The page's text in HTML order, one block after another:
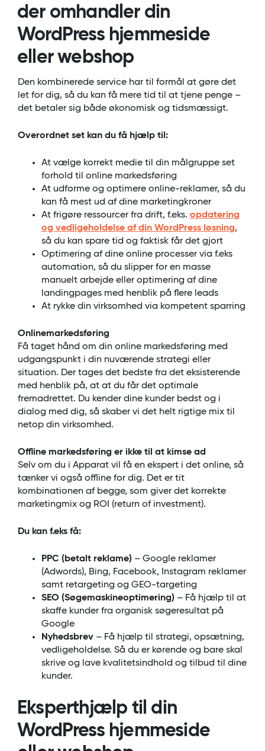
der omhandler din
WordPress hjemmeside
eller webshop
Den kombinerede service har til formål at gøre det
let for dig, så du kan få mere tid til at tjene penge –
det betaler sig både økonomisk og tidsmæssigt.
Overordnet set kan du få hjælp til:
At vælge korrekt medie til din målgruppe set
forhold til online markedsføring
At udforme og optimere online-reklamer, så du
kan få mest ud af dine marketingkroner
At frigøre ressourcer fra drift, f.eks. opdatering
og vedligeholdelse af din WordPress løsning,
så du kan spare tid og faktisk får det gjort
Optimering af dine online processer via f.eks
automation, så du slipper for en masse
manuelt arbejde eller optimering af dine
landingpages med henblik på flere leads
At rykke din virksomhed via kompetent sparring
Onlinemarkedsføring
Få taget hånd om din online markedsføring med
udgangspunkt i din nuværende strategi eller
situation. Der tages det bedste fra det eksisterende
med henblik på, at at du får det optimale
fremadrettet. Du kender dine kunder bedst og i
dialog med dig, så skaber vi det helt rigtige mix til
netop din virksomhed.
Offline markedsføring er ikke til at kimse ad
Selv om du i Apparat vil få en ekspert i det online, så
tænker vi også offline for dig. Det er tit
kombinationen af begge, som giver det korrekte
marketingmix og ROI (return of investment).
Du kan f.eks få:
PPC (betalt reklame) – Google reklamer
(Adwords), Bing, Facebook, Instagram reklamer
samt retargeting og GEO-targeting
SEO (Søgemaskineoptimering) – Få hjælp til at
skaffe kunder fra organisk søgeresultat på
Google
Nyhedsbrev – Få hjælp til strategi, opsætning,
vedligeholdelse. Så du er kørende og bare skal
skrive og lave kvalitetsindhold og tilbud til dine
kunder.
Eksperthjælp til din
WordPress hjemmeside